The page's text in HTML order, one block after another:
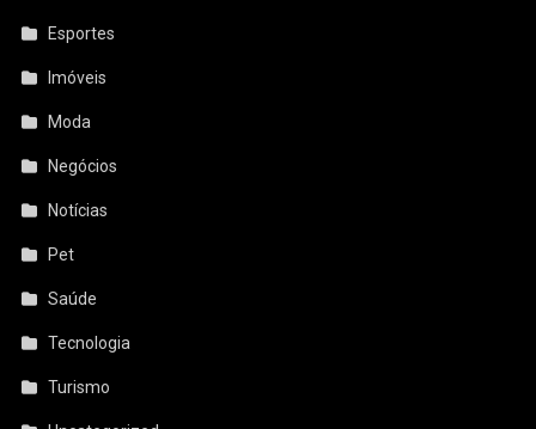
Esportes
Imóveis
Moda
Negócios
Notícias
Pet
Saúde
Tecnologia
Turismo